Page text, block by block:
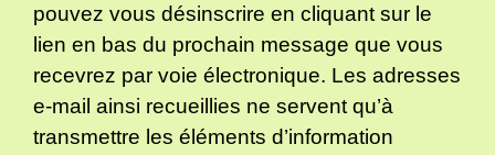
pouvez vous désinscrire en cliquant sur le
lien en bas du prochain message que vous
recevrez par voie électronique. Les adresses
e-mail ainsi recueillies ne servent qu’à
transmettre les éléments d’information